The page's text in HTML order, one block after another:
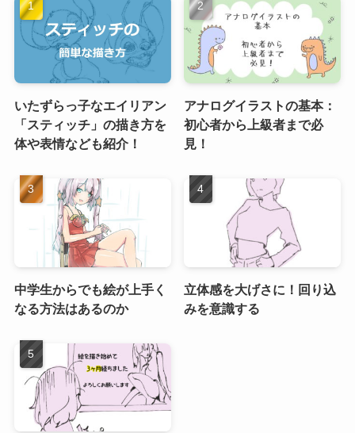
いたずらっ子なエイリアン
「スティッチ」の描き方を
体や表情なども紹介！
アナログイラストの基本：
初心者から上級者まで必
見！
中学生からでも絵が上手く
なる方法はあるのか
立体感を大げさに！回り込
みを意識する